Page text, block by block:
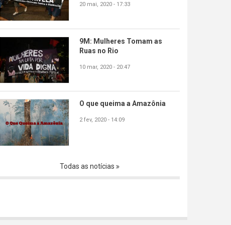
20 mai, 2020 - 17:33
9M: Mulheres Tomam as
Ruas no Rio
10 mar, 2020 - 20:47
O que queima a Amazônia
2 fev, 2020 - 14:09
Todas as notícias